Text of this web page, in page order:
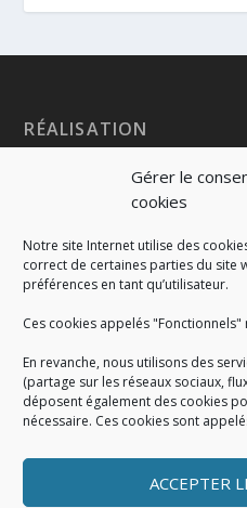
Gérer le
cookies
Notre site Internet utilise des
correct de certaines parties du site
préférences en tant qu’utilisateur.
Ces cookies appelés
En revanche, nous utilisons des
(partage sur les réseaux sociaux,
déposent également des cookies
nécessaire. Ces cookies sont
ACCEPTER
RÉALISATION
MENTIONS LÉGALES